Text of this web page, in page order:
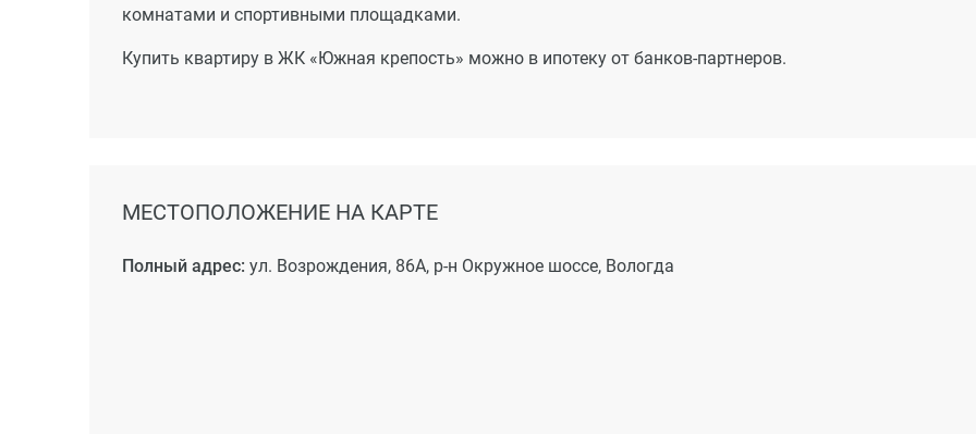
комнатами и спортивными площадками.
Купить квартиру в ЖК «Южная крепость» можно в ипотеку от банков-партнеров.
МЕСТОПОЛОЖЕНИЕ НА КАРТЕ
Полный адрес: ул. Возрождения, 86А, р-н Окружное шоссе, Вологда